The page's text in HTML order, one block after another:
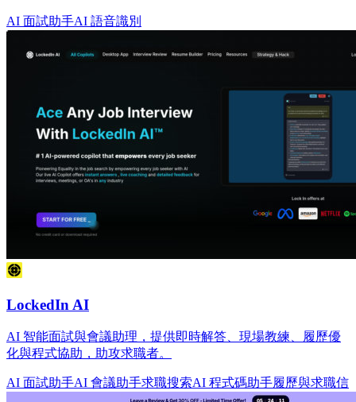
AI 面試助手AI 語音識別
LockedIn AI
AI 智能面試與會議助理，提供即時解答、現場教練、履歷優
化與程式協助，助攻求職者。
AI 面試助手AI 會議助手求職搜索AI 程式碼助手履歷與求職信